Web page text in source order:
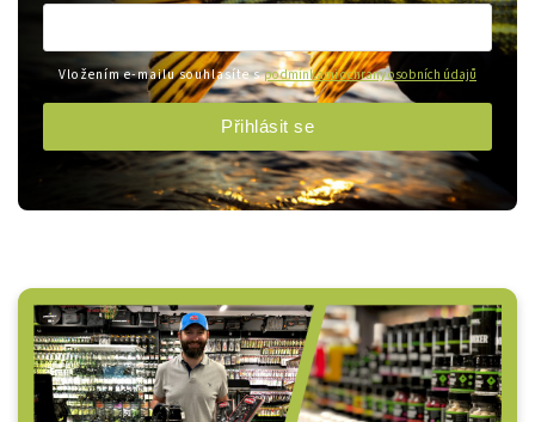
Vložením e-mailu souhlasíte spodmínkami ochrany osobních údajů
Přihlásit se